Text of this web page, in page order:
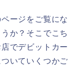
ージをご覧にな
か？そこでこち
でデビットカー
いていくつかご